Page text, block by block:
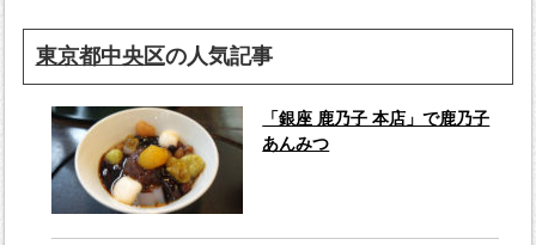
東京都中央区の人気記事
「銀座 鹿乃子 本店」で鹿乃子
あんみつ